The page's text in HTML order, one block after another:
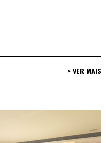
> VER MAIS